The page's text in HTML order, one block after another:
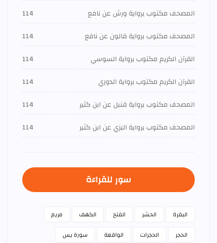
المصحف مكتوب برواية ورش عن نافع
114
المصحف مكتوب برواية قالون عن نافع
114
القرآن الكريم مكتوب برواية السوسي
114
القرآن الكريم مكتوب برواية الدوري
114
المصحف مكتوب برواية قنبل عن ابن كثير
114
المصحف مكتوب برواية البزي عن ابن كثير
114
سور للقراءة
البقرة الحشر الفتح الكهف
مريم
الحجر
الحجرات الواقعة
سورة يس